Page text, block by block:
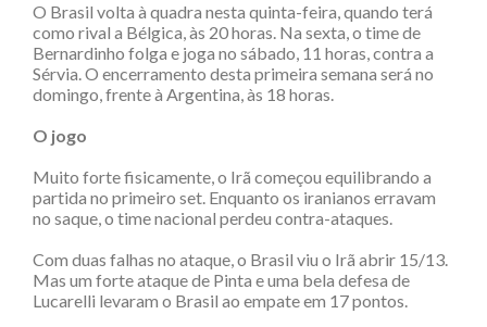
O Brasil volta à quadra nesta quinta-feira, quando terá
como rival a Bélgica, às 20 horas. Na sexta, o time de
Bernardinho folga e joga no sábado, 11 horas, contra a
Sérvia. O encerramento desta primeira semana será no
domingo, frente à Argentina, às 18 horas.
O jogo
Muito forte fisicamente, o Irã começou equilibrando a
partida no primeiro set. Enquanto os iranianos erravam
no saque, o time nacional perdeu contra-ataques.
Com duas falhas no ataque, o Brasil viu o Irã abrir 15/13.
Mas um forte ataque de Pinta e uma bela defesa de
Lucarelli levaram o Brasil ao empate em 17 pontos.